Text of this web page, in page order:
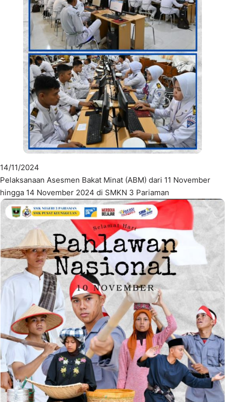
14/11/2024
Pelaksanaan Asesmen Bakat Minat (ABM) dari 11 November
hingga 14 November 2024 di SMKN 3 Pariaman